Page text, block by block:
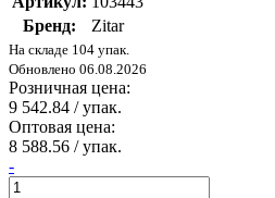
Бренд:
Zitar
На складе 104 упак.
Обновлено 06.08.2026
Розничная цена:
9 542.84 / упак.
Оптовая цена:
8 588.56 / упак.
-